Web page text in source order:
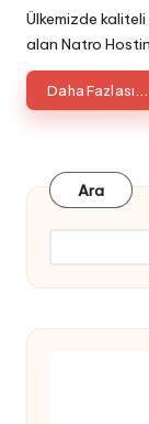
by
Ülkemizde
alan Natro
Daha Fazlası...
Ara